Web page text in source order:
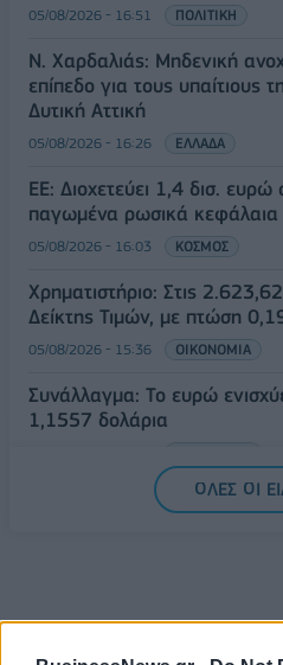
05/08/2026 - 16:51 ΠΟΛΙΤΙΚΗ
Ν. Χαρδαλιάς: Μηδενική
επίπεδο για τους υπαίτιους
Δυτική Αττική
05/08/2026 - 16:26 ΕΛΛΑΔΑ
ΕΕ: Διοχετεύει 1,4 δισ.
παγωμένα ρωσικά κεφάλαια
05/08/2026 - 16:03 ΚΟΣΜΟΣ
Χρηματιστήριο: Στις
Δείκτης Τιμών, με πτώση
05/08/2026 - 15:36 ΟΙΚΟΝΟΜΙΑ
Συνάλλαγμα: Το ευρώ
1,1557 δολάρια
ΟΛΕΣ ΟΙ